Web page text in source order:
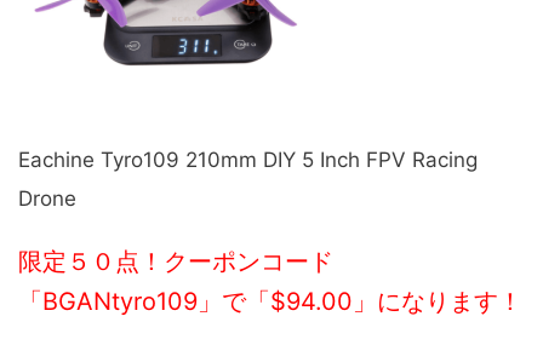
Eachine Tyro109 210mm DIY 5 Inch FPV Racing
Drone
限定５０点！クーポンコード
「BGANtyro109」で「$94.00」になります！